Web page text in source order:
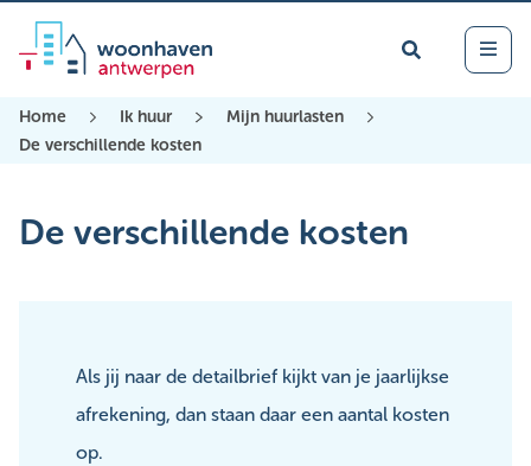
Zoek Open
Home Ik huur
Mijn huurlasten
De verschillende kosten
De verschillende kosten
Als jij naar de detailbrief kijkt van je jaarlijkse
afrekening, dan staan daar een aantal kosten
op.